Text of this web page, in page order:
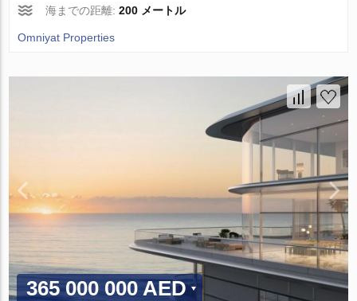
海までの距離:200 メートル
Omniyat Properties
365 000 000 AED